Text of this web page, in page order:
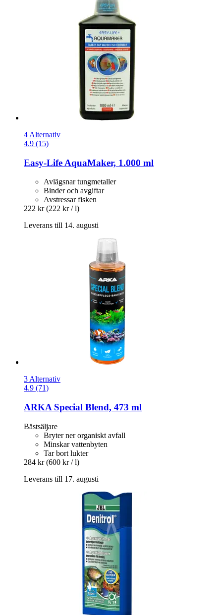
4 Alternativ
4.9 (15)
Easy-Life AquaMaker, 1.000 ml
Avlägsnar tungmetaller
Binder och avgiftar
Avstressar fisken
222 kr (222 kr / l)
Leverans till 14. augusti
3 Alternativ
4.9 (71)
ARKA Special Blend, 473 ml
Bästsäljare
Bryter ner organiskt avfall
Minskar vattenbyten
Tar bort lukter
284 kr (600 kr / l)
Leverans till 17. augusti